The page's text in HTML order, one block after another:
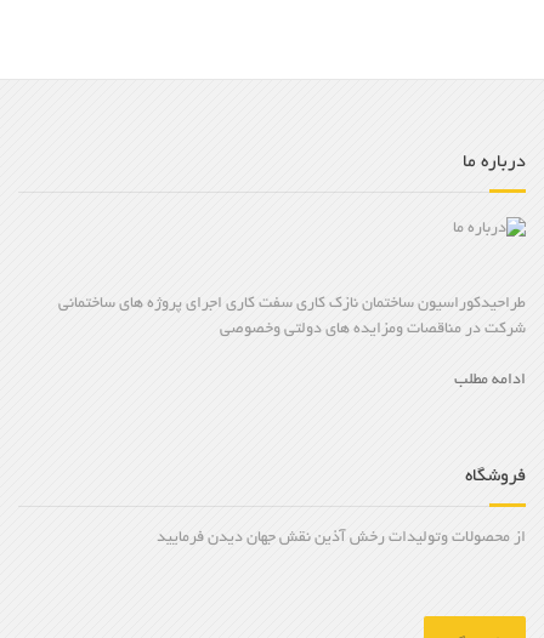
درباره ما
طراحیدکوراسیون ساختمان نازک کاری سفت کاری اجرای پروژه های ساختمانی
شرکت در مناقصات ومزایده های دولتی وخصوصی
ادامه مطلب
فروشگاه
از محصولات وتولیدات رخش آذین نقش جهان دیدن فرمایید